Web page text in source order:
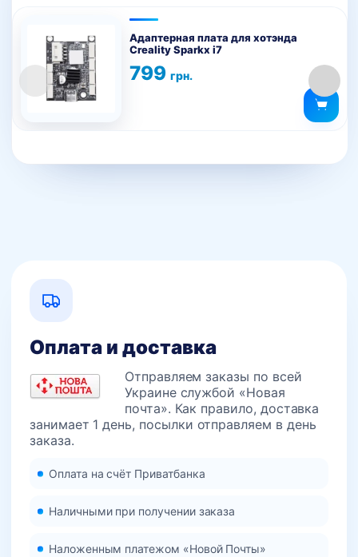
Адаптерная плата для хотэнда
Creality Sparkx i7
799 грн.
Оплата и доставка
Отправляем заказы по всей
Украине службой «Новая
почта». Как правило, доставка
занимает 1 день, посылки отправляем в день
заказа.
Оплата на счёт Приватбанка
Наличными при получении заказа
Наложенным платежом «Новой Почты»